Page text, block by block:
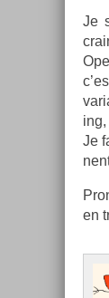
Je
ing,
Je
en